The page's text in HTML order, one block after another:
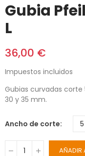
Gubia
L
36,00 €
Impuestos incluidos
Gubias curvadas corte
30 y 35 mm.
Ancho de corte
AÑADIR